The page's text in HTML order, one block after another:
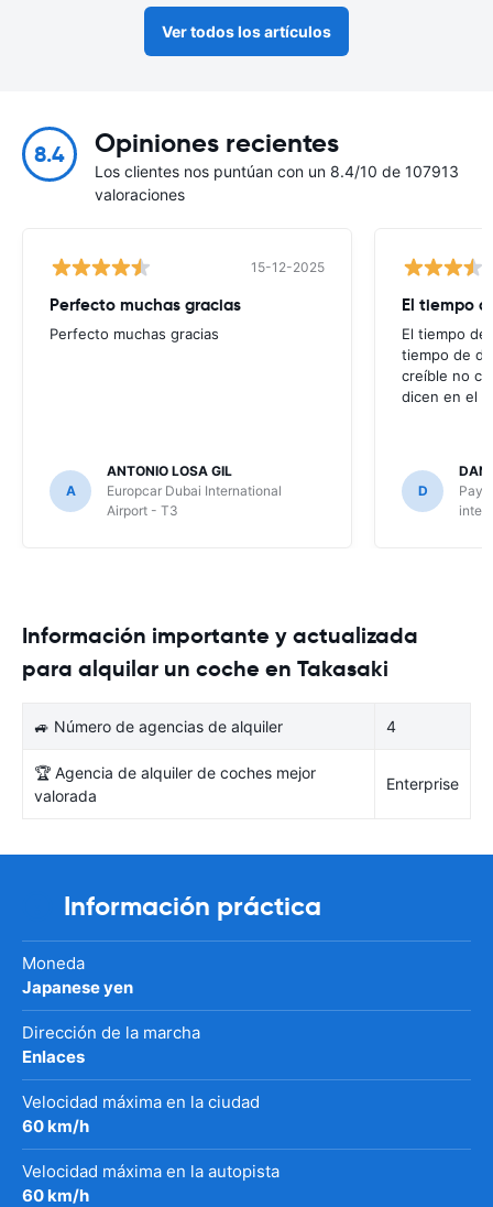
Ver todos los artículos
8.4 Opiniones recientes
Los clientes nos puntúan con un 8.4/10 de 107913
valoraciones
15-12-2025
Perfecto muchas gracias
Perfecto muchas gracias
A
ANTONIO LOSA GIL
Europcar Dubai International
Airport - T3
El tiempo
El tiempo
tiempo de
creíble no
dicen en el
D
Información importante y actualizada
para alquilar un coche en Takasaki
🚙 Número de agencias de alquiler 4
🏆 Agencia de alquiler de coches mejor
valorada
Enterprise
Información práctica
Moneda
Japanese yen
Dirección de la marcha
Enlaces
Velocidad máxima en la ciudad
60 km/h
Velocidad máxima en la autopista
60 km/h